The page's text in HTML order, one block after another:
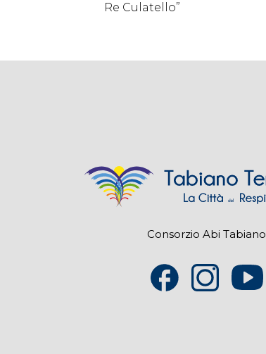
Re Culatello”
Consorzio Abi Tabiano